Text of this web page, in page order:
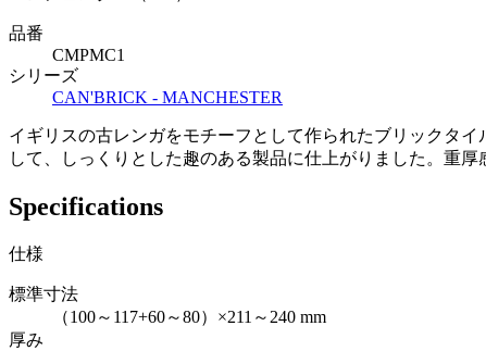
品番
CMPMC1
シリーズ
CAN'BRICK - MANCHESTER
イギリスの古レンガをモチーフとして作られたブリックタ
して、しっくりとした趣のある製品に仕上がりました。重
Specifications
仕様
標準寸法
（100～117+60～80）×211～240 mm
厚み